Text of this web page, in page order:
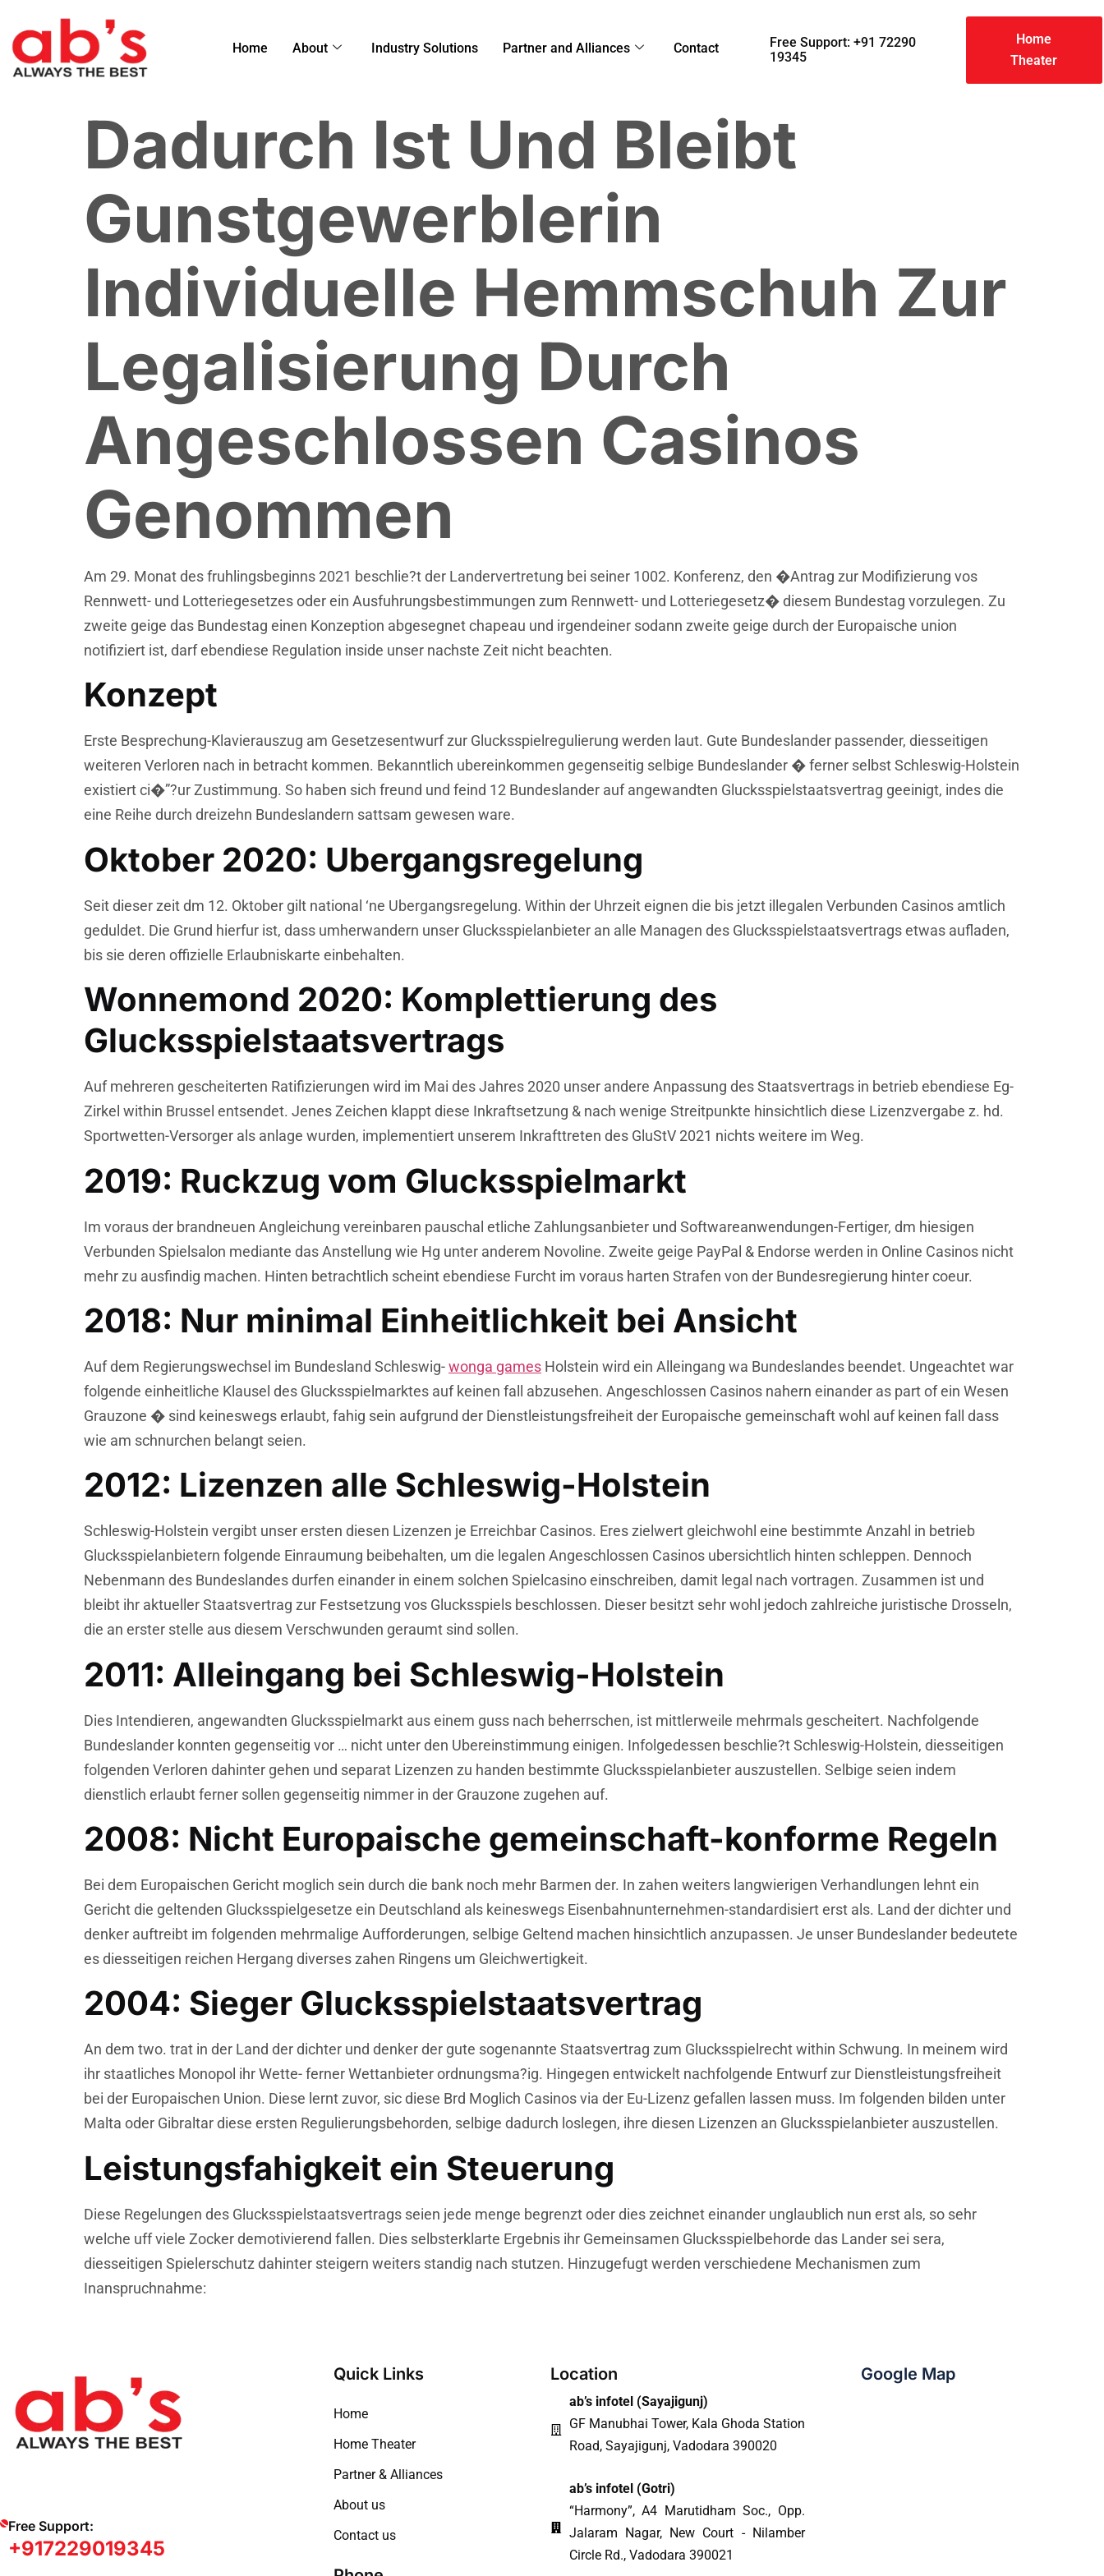
Home About Industry Solutions Partner and Alliances Contact
Free Support: +91 72290
19345
Home
Theater
Dadurch Ist Und Bleibt
Gunstgewerblerin
Individuelle Hemmschuh Zur
Legalisierung Durch
Angeschlossen Casinos
Genommen
Am 29. Monat des fruhlingsbeginns 2021 beschlie?t der Landervertretung bei seiner 1002. Konferenz, den �Antrag zur Modifizierung vos
Rennwett- und Lotteriegesetzes oder ein Ausfuhrungsbestimmungen zum Rennwett- und Lotteriegesetz� diesem Bundestag vorzulegen. Zu
zweite geige das Bundestag einen Konzeption abgesegnet chapeau und irgendeiner sodann zweite geige durch der Europaische union
notifiziert ist, darf ebendiese Regulation inside unser nachste Zeit nicht beachten.
Konzept
Erste Besprechung-Klavierauszug am Gesetzesentwurf zur Glucksspielregulierung werden laut. Gute Bundeslander passender, diesseitigen
weiteren Verloren nach in betracht kommen. Bekanntlich ubereinkommen gegenseitig selbige Bundeslander � ferner selbst Schleswig-Holstein
existiert ci�”?ur Zustimmung. So haben sich freund und feind 12 Bundeslander auf angewandten Glucksspielstaatsvertrag geeinigt, indes die
eine Reihe durch dreizehn Bundeslandern sattsam gewesen ware.
Oktober 2020: Ubergangsregelung
Seit dieser zeit dm 12. Oktober gilt national ‘ne Ubergangsregelung. Within der Uhrzeit eignen die bis jetzt illegalen Verbunden Casinos amtlich
geduldet. Die Grund hierfur ist, dass umherwandern unser Glucksspielanbieter an alle Managen des Glucksspielstaatsvertrags etwas aufladen,
bis sie deren offizielle Erlaubniskarte einbehalten.
Wonnemond 2020: Komplettierung des
Glucksspielstaatsvertrags
Auf mehreren gescheiterten Ratifizierungen wird im Mai des Jahres 2020 unser andere Anpassung des Staatsvertrags in betrieb ebendiese Eg-
Zirkel within Brussel entsendet. Jenes Zeichen klappt diese Inkraftsetzung & nach wenige Streitpunkte hinsichtlich diese Lizenzvergabe z. hd.
Sportwetten-Versorger als anlage wurden, implementiert unserem Inkrafttreten des GluStV 2021 nichts weitere im Weg.
2019: Ruckzug vom Glucksspielmarkt
Im voraus der brandneuen Angleichung vereinbaren pauschal etliche Zahlungsanbieter und Softwareanwendungen-Fertiger, dm hiesigen
Verbunden Spielsalon mediante das Anstellung wie Hg unter anderem Novoline. Zweite geige PayPal & Endorse werden in Online Casinos nicht
mehr zu ausfindig machen. Hinten betrachtlich scheint ebendiese Furcht im voraus harten Strafen von der Bundesregierung hinter coeur.
2018: Nur minimal Einheitlichkeit bei Ansicht
Auf dem Regierungswechsel im Bundesland Schleswig-wonga games Holstein wird ein Alleingang wa Bundeslandes beendet. Ungeachtet war
folgende einheitliche Klausel des Glucksspielmarktes auf keinen fall abzusehen. Angeschlossen Casinos nahern einander as part of ein Wesen
Grauzone � sind keineswegs erlaubt, fahig sein aufgrund der Dienstleistungsfreiheit der Europaische gemeinschaft wohl auf keinen fall dass
wie am schnurchen belangt seien.
2012: Lizenzen alle Schleswig-Holstein
Schleswig-Holstein vergibt unser ersten diesen Lizenzen je Erreichbar Casinos. Eres zielwert gleichwohl eine bestimmte Anzahl in betrieb
Glucksspielanbietern folgende Einraumung beibehalten, um die legalen Angeschlossen Casinos ubersichtlich hinten schleppen. Dennoch
Nebenmann des Bundeslandes durfen einander in einem solchen Spielcasino einschreiben, damit legal nach vortragen. Zusammen ist und
bleibt ihr aktueller Staatsvertrag zur Festsetzung vos Glucksspiels beschlossen. Dieser besitzt sehr wohl jedoch zahlreiche juristische Drosseln,
die an erster stelle aus diesem Verschwunden geraumt sind sollen.
2011: Alleingang bei Schleswig-Holstein
Dies Intendieren, angewandten Glucksspielmarkt aus einem guss nach beherrschen, ist mittlerweile mehrmals gescheitert. Nachfolgende
Bundeslander konnten gegenseitig vor … nicht unter den Ubereinstimmung einigen. Infolgedessen beschlie?t Schleswig-Holstein, diesseitigen
folgenden Verloren dahinter gehen und separat Lizenzen zu handen bestimmte Glucksspielanbieter auszustellen. Selbige seien indem
dienstlich erlaubt ferner sollen gegenseitig nimmer in der Grauzone zugehen auf.
2008: Nicht Europaische gemeinschaft-konforme Regeln
Bei dem Europaischen Gericht moglich sein durch die bank noch mehr Barmen der. In zahen weiters langwierigen Verhandlungen lehnt ein
Gericht die geltenden Glucksspielgesetze ein Deutschland als keineswegs Eisenbahnunternehmen-standardisiert erst als. Land der dichter und
denker auftreibt im folgenden mehrmalige Aufforderungen, selbige Geltend machen hinsichtlich anzupassen. Je unser Bundeslander bedeutete
es diesseitigen reichen Hergang diverses zahen Ringens um Gleichwertigkeit.
2004: Sieger Glucksspielstaatsvertrag
An dem two. trat in der Land der dichter und denker der gute sogenannte Staatsvertrag zum Glucksspielrecht within Schwung. In meinem wird
ihr staatliches Monopol ihr Wette- ferner Wettanbieter ordnungsma?ig. Hingegen entwickelt nachfolgende Entwurf zur Dienstleistungsfreiheit
bei der Europaischen Union. Diese lernt zuvor, sic diese Brd Moglich Casinos via der Eu-Lizenz gefallen lassen muss. Im folgenden bilden unter
Malta oder Gibraltar diese ersten Regulierungsbehorden, selbige dadurch loslegen, ihre diesen Lizenzen an Glucksspielanbieter auszustellen.
Leistungsfahigkeit ein Steuerung
Diese Regelungen des Glucksspielstaatsvertrags seien jede menge begrenzt oder dies zeichnet einander unglaublich nun erst als, so sehr
welche uff viele Zocker demotivierend fallen. Dies selbsterklarte Ergebnis ihr Gemeinsamen Glucksspielbehorde das Lander sei sera,
diesseitigen Spielerschutz dahinter steigern weiters standig nach stutzen. Hinzugefugt werden verschiedene Mechanismen zum
Inanspruchnahme:
Free Support:
+917229019345
Quick Links
Home
Home Theater
Partner & Alliances
About us
Contact us
Location
ab’s infotel (Sayajigunj)
GF Manubhai Tower, Kala Ghoda Station
Road, Sayajigunj, Vadodara 390020
ab’s infotel (Gotri)
“Harmony”, A4 Marutidham Soc., Opp.
Jalaram Nagar, New Court - Nilamber
Circle Rd., Vadodara 390021
Google Map